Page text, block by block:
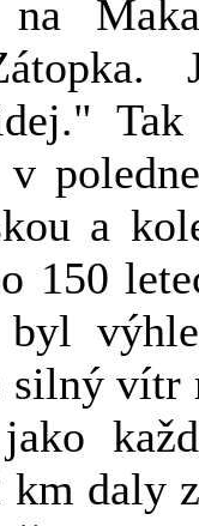
na
v
a
150
byl
silný
daly